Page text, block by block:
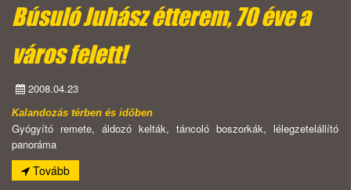
Búsuló Juhász étterem, 70 éve a
város felett!
2008.04.23
Kalandozás térben és időben
Gyógyító remete, áldozó kelták, táncoló boszorkák, lélegzetelállító
panoráma
Tovább